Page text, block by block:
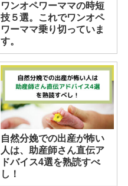
ワンオペワーママの時短
技５選。これでワンオペ
ワーママ乗り切っていま
す。
自然分娩での出産が怖い
人は、助産師さん直伝ア
ドバイス4選を熟読すべ
し！